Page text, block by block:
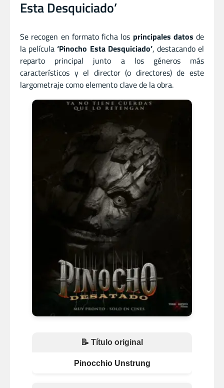
Esta Desquiciado’
Se recogen en formato ficha los principales datos de
la película‘Pinocho Esta Desquiciado’, destacando el
reparto principal junto a los géneros más
característicos y el director (o directores) de este
largometraje como elemento clave de la obra.
📝 Título original
Pinocchio Unstrung